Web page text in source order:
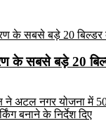
के सबसे बड़े 20